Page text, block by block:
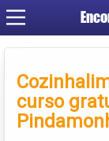
curso